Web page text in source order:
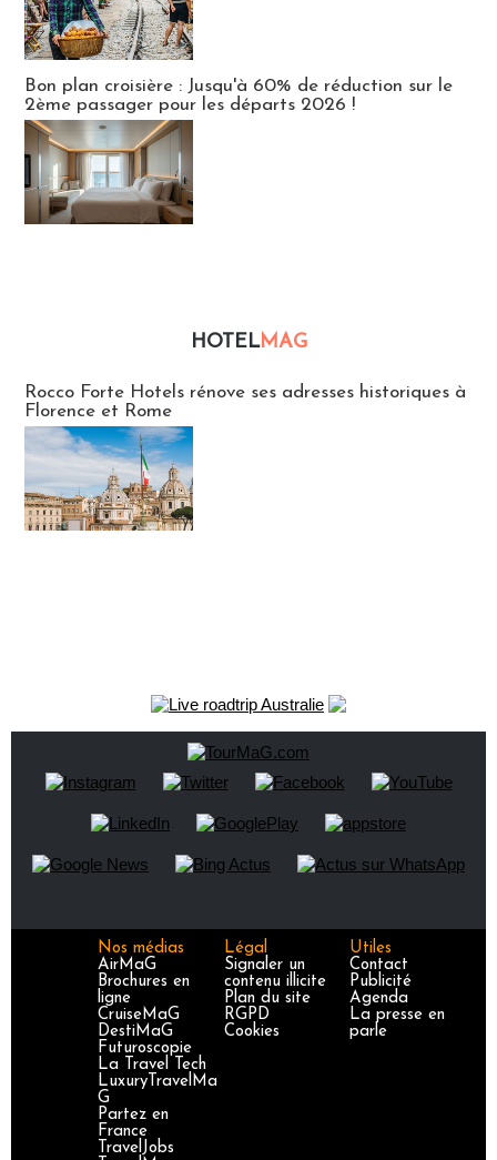
Bon plan croisière : Jusqu'à 60% de réduction sur le
2ème passager pour les départs 2026 !
HOTELMAG
Rocco Forte Hotels rénove ses adresses historiques à
Florence et Rome
Nos médias
AirMaG
Brochures en
ligne
CruiseMaG
DestiMaG
Futuroscopie
La Travel Tech
LuxuryTravelMa
G
Partez en
France
TravelJobs
Légal
Signaler un
contenu illicite
Plan du site
RGPD
Cookies
Utiles
Contact
Publicité
Agenda
La presse en
parle